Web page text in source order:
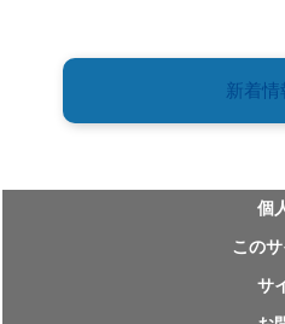
新着情
個
この
サ